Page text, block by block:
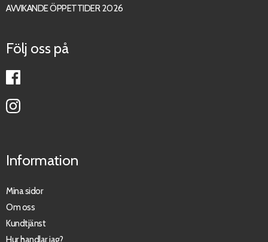
AVVIKANDE ÖPPETTIDER 2026
Följ oss på
Information
Mina sidor
Om oss
Kundtjänst
Hur handlar jag?